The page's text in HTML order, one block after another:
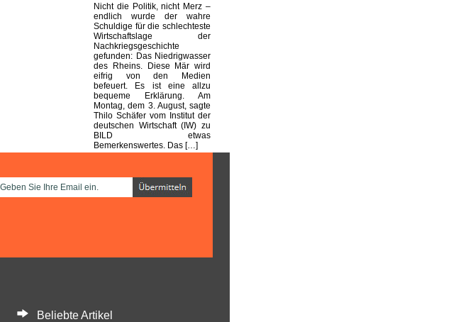
Nicht die Politik, nicht Merz –
endlich wurde der wahre
Schuldige für die schlechteste
Wirtschaftslage der
Nachkriegsgeschichte
gefunden: Das Niedrigwasser
des Rheins. Diese Mär wird
eifrig von den Medien
befeuert. Es ist eine allzu
bequeme Erklärung. Am
Montag, dem 3. August, sagte
Thilo Schäfer vom Institut der
deutschen Wirtschaft (IW) zu
BILD etwas
Bemerkenswertes. Das […]
Beliebte Artikel